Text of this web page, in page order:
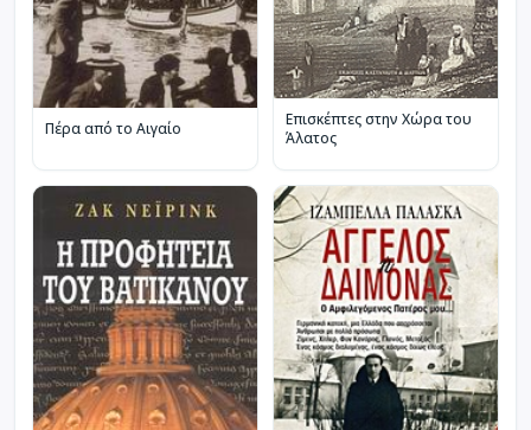
Πέρα από το Αιγαίο
Επισκέπτες στην Χώρα του
Άλατος